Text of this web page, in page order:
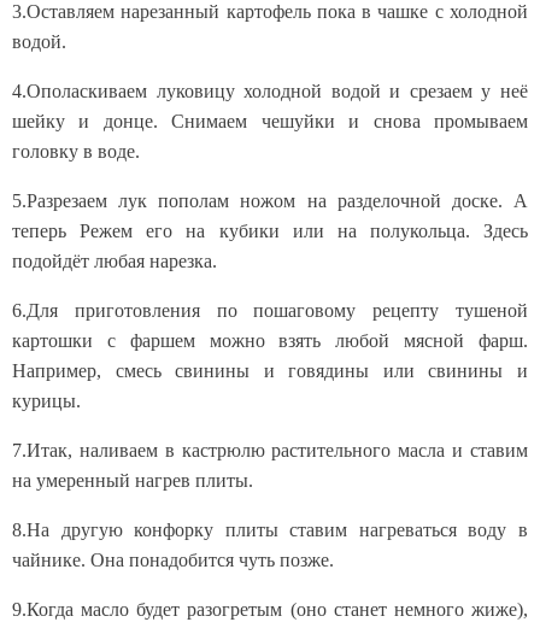
3.Оставляем нарезанный картофель пока в чашке с холодной
водой.
4.Ополаскиваем луковицу холодной водой и срезаем у неё
шейку и донце. Снимаем чешуйки и снова промываем
головку в воде.
5.Разрезаем лук пополам ножом на разделочной доске. А
теперь Режем его на кубики или на полукольца. Здесь
подойдёт любая нарезка.
6.Для приготовления по пошаговому рецепту тушеной
картошки с фаршем можно взять любой мясной фарш.
Например, смесь свинины и говядины или свинины и
курицы.
7.Итак, наливаем в кастрюлю растительного масла и ставим
на умеренный нагрев плиты.
8.На другую конфорку плиты ставим нагреваться воду в
чайнике. Она понадобится чуть позже.
9.Когда масло будет разогретым (оно станет немного жиже),